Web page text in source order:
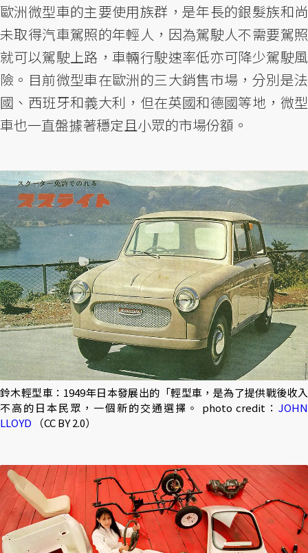
歐洲微型車的主要使用族群，是年長的銀髮族和尚
未取得汽車駕照的年輕人，因為駕駛人不需要駕照
就可以駕駛上路，車輛行駛速率低亦可降少駕駛風
險。目前微型車在歐洲的三大銷售市場，分別是法
國、西班牙和義大利，但在英國和德國等地，微型
車也一直盤據著穩定且小眾的市場份額。
鈴木輕型車：1949年日本發展出的「輕型車，是為了提供戰後收入
不高的日本民眾，一個新的交通選擇。 photo credit： JOHN
LLOYD
（CC BY 2.0）